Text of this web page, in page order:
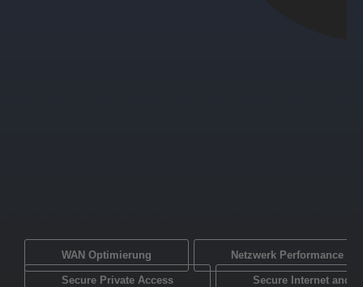
WAN Optimierung Netzwerk Performance
Secure Private Access Secure Internet and